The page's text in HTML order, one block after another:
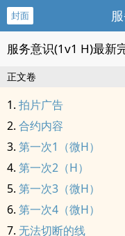
封面
服务意识(1v1 H)最新
正文卷
拍片广告
合约内容
第一次1（微H）
第一次2（H）
第一次3（微H）
第一次4（微H）
无法切断的线